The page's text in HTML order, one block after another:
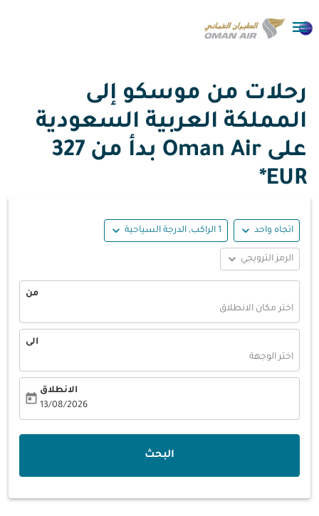

رحلات من موسكو إلى
المملكة العربية السعودية
على Oman Air بدأ من
327
EUR*
اتجاه واحد expand_more 1 الراكب, الدرجة السياحية expand_more
الرمز الترويجي expand_more
من
اختر مكان الانطلاق
الى
اختر الوجهة
الانطلاق
13/08/2026
today
البحث